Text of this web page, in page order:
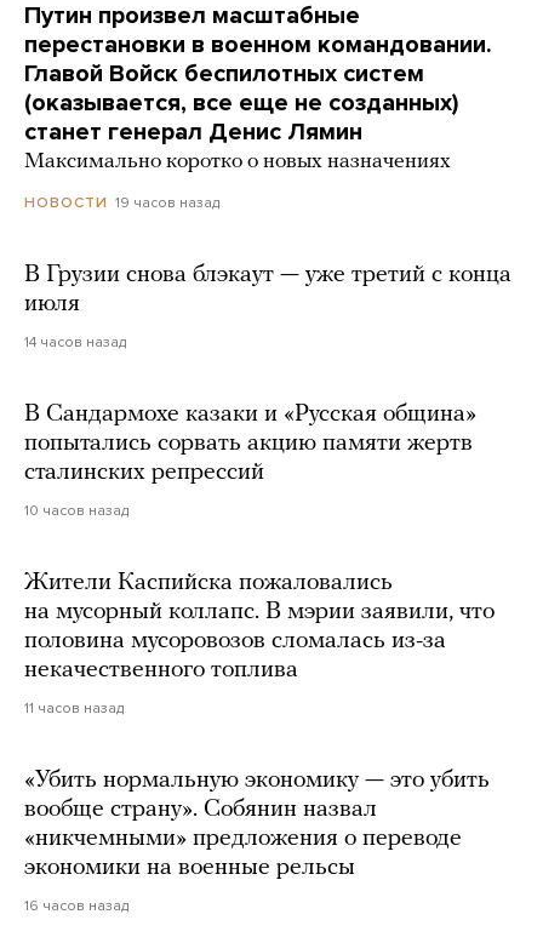
Путин произвел масштабные
перестановки в военном командовании.
Главой Войск беспилотных систем
(оказывается, все еще не созданных)
станет генерал Денис Лямин
Максимально коротко о новых назначениях
НОВОСТИ 19 часов назад
В Грузии снова блэкаут — уже третий с конца
июля
14 часов назад
В Сандармохе казаки и «Русская община»
попытались сорвать акцию памяти жертв
сталинских репрессий
10 часов назад
Жители Каспийска пожаловались
на мусорный коллапс. В мэрии заявили, что
половина мусоровозов сломалась из-за
некачественного топлива
11 часов назад
«Убить нормальную экономику — это убить
вообще страну». Собянин назвал
«никчемными» предложения о переводе
экономики на военные рельсы
16 часов назад